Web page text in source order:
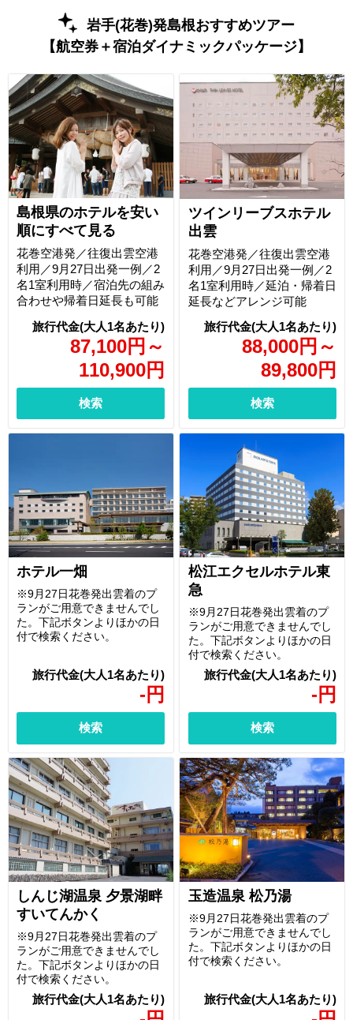
岩手(花巻)発島根おすすめツアー
【航空券＋宿泊ダイナミックパッケージ】
島根県のホテルを安い
順にすべて見る
87,100円 ～
110,900円
花巻空港発／往復出雲空港
利用／9月27日出発一例／2
名1室利用時／宿泊先の組み
合わせや帰着日延長も可能
検索
ツインリーブスホテル
出雲
88,000円 ～
89,800円
花巻空港発／往復出雲空港
利用／9月27日出発一例／2
名1室利用時／延泊・帰着日
延長などアレンジ可能
検索
ホテル一畑
- 円
※9月27日花巻発出雲着のプ
ランがご用意できませんでし
た。下記ボタンよりほかの日
付で検索ください。
検索
松江エクセルホテル東
急
- 円
※9月27日花巻発出雲着のプ
ランがご用意できませんでし
た。下記ボタンよりほかの日
付で検索ください。
検索
しんじ湖温泉 夕景湖畔
すいてんかく
※9月27日花巻発出雲着のプ
ランがご用意できませんでし
た。下記ボタンよりほかの日
付で検索ください。
玉造温泉 松乃湯
※9月27日花巻発出雲着のプ
ランがご用意できませんでし
た。下記ボタンよりほかの日
付で検索ください。